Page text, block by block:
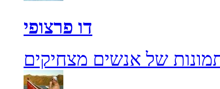
דו פרצופי
של אנשים מצחיקים